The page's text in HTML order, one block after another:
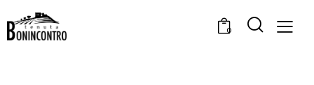
0